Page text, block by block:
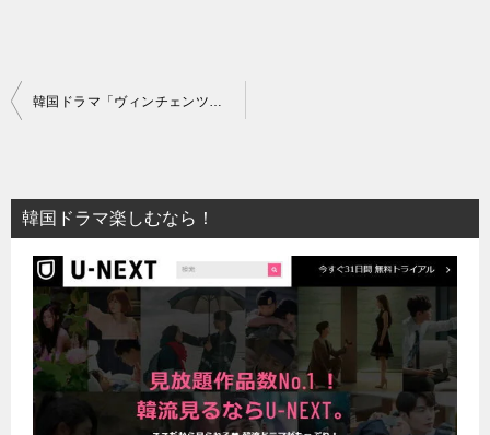
投
ビ
ゲ
韓国ドラマ「ヴィンチェンツォ」最終回20話のあらすじとネタバレ！
韓国ドラマ楽しむなら！